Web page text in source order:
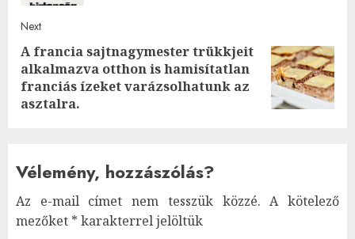
Next
Next
post:
A francia sajtnagymester trükkjeit
alkalmazva otthon is hamisítatlan
franciás ízeket varázsolhatunk az
asztalra.
Vélemény, hozzászólás?
Az e-mail címet nem tesszük közzé. A kötelező
mezőket * karakterrel jelöltük